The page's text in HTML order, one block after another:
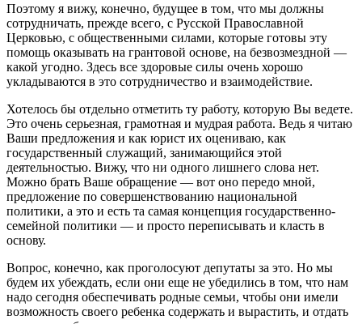
Поэтому я вижу, конечно, будущее в том, что мы должны
сотрудничать, прежде всего, с Русской Православной
Церковью, с общественными силами, которые готовы эту
помощь оказывать на грантовой основе, на безвозмездной —
какой угодно. Здесь все здоровые силы очень хорошо
укладываются в это сотрудничество и взаимодействие.
Хотелось бы отдельно отметить ту работу, которую Вы ведете.
Это очень серьезная, грамотная и мудрая работа. Ведь я читаю
Ваши предложения и как юрист их оцениваю, как
государственный служащий, занимающийся этой
деятельностью. Вижу, что ни одного лишнего слова нет.
Можно брать Ваше обращение — вот оно передо мной,
предложение по совершенствованию национальной
политики, а это и есть та самая концепция государственно-
семейной политики — и просто переписывать и класть в
основу.
Вопрос, конечно, как проголосуют депутаты за это. Но мы
будем их убеждать, если они еще не убедились в том, что нам
надо сегодня обеспечивать родные семьи, чтобы они имели
возможность своего ребенка содержать и вырастить, и отдать